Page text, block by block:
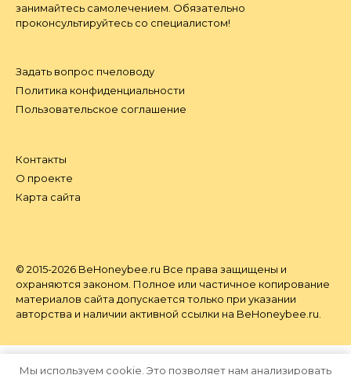
занимайтесь самолечением. Обязательно
проконсультируйтесь со специалистом!
Задать вопрос пчеловоду
Политика конфиденциальности
Пользовательское соглашение
Контакты
О проекте
Карта сайта
© 2015-2026 BeHoneybee.ru Все права защищены и
охраняются законом. Полное или частичное копирование
материалов сайта допускается только при указании
авторства и наличии активной ссылки на BeHoneybee.ru.
Мы используем cookie. Это позволяет нам анализировать